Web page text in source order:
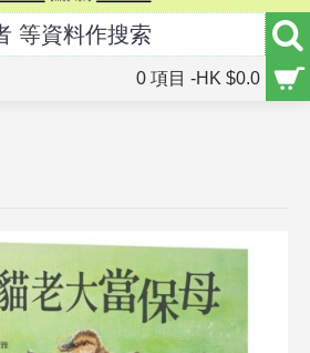
0 項目 -HK $0.0